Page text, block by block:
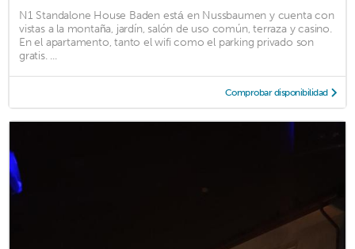
N1 Standalone House Baden está en Nussbaumen y cuenta con
vistas a la montaña, jardín, salón de uso común, terraza y casino.
En el apartamento, tanto el wifi como el parking privado son
gratis. ...
Comprobar disponibilidad